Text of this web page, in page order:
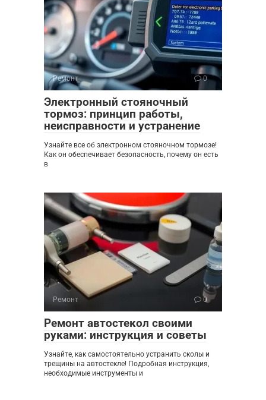
Ремонт 0
Электронный стояночный
тормоз: принцип работы,
неисправности и устранение
Узнайте все об электронном стояночном тормозе!
Как он обеспечивает безопасность, почему он есть
в
Ремонт 0
Ремонт автостекол своими
руками: инструкция и советы
Узнайте, как самостоятельно устранить сколы и
трещины на автостекле! Подробная инструкция,
необходимые инструменты и